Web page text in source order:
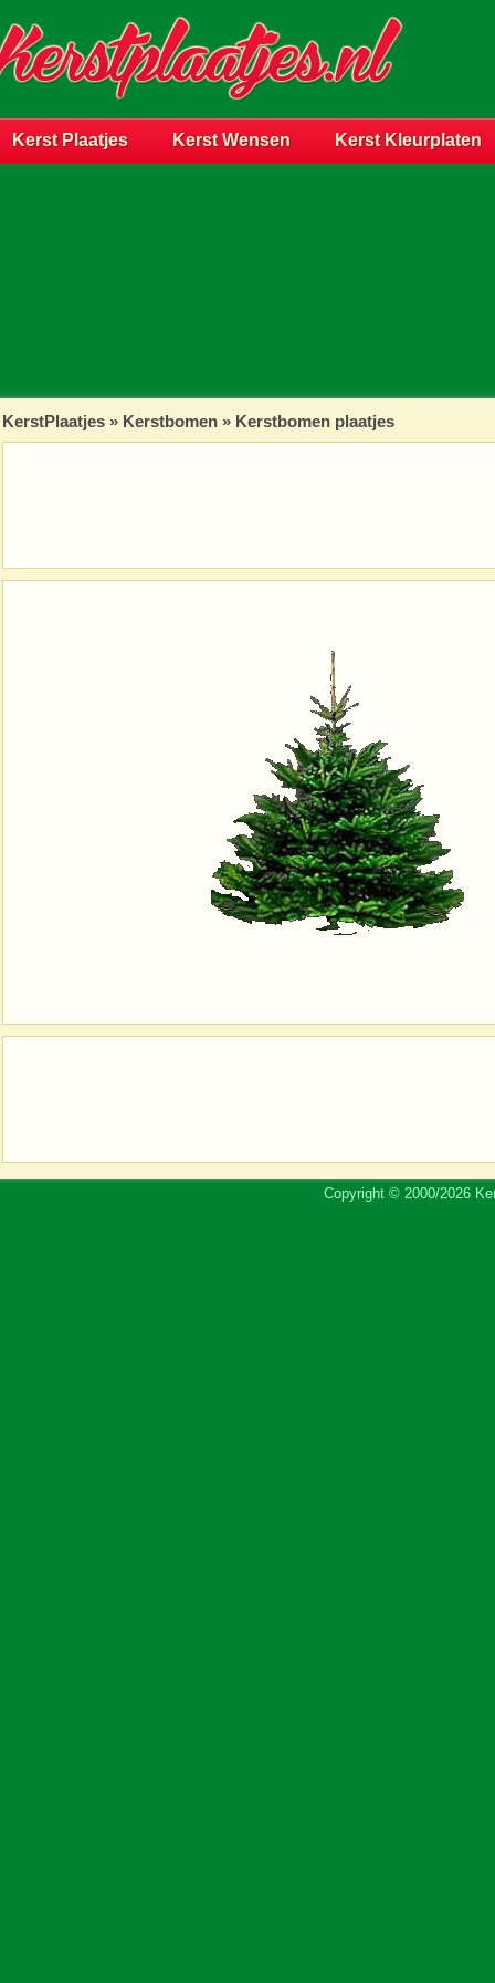
Kerst Plaatjes Kerst Wensen Kerst Kleurplaten
KerstPlaatjes » Kerstbomen » Kerstbomen plaatjes
Copyright © 2000/2026